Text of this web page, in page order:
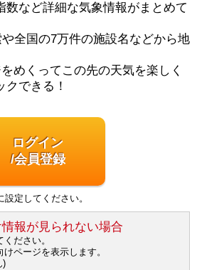
数など詳細な気象情報がまとめて
全国の7万件の施設名などから地
めくってこの先の天気を楽しく
クできる！
ログイン
/会員登録
定してください。
報が見られない場合
ださい。
ページを表示します。
)